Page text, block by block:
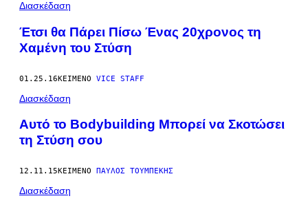
Διασκέδαση
Έτσι θα Πάρει Πίσω Ένας 20χρονος τη
Χαμένη του Στύση
01.25.16ΚΕΊΜΕΝΟ VICE STAFF
Διασκέδαση
Αυτό το Bodybuilding Μπορεί να Σκοτώσει
τη Στύση σου
12.11.15ΚΕΊΜΕΝΟ ΠΑΎΛΟΣ ΤΟΥΜΠΈΚΗΣ
Διασκέδαση